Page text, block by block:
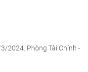
2024. Phòng Tài Chính -